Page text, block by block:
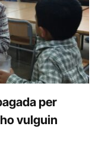
per
vulguin